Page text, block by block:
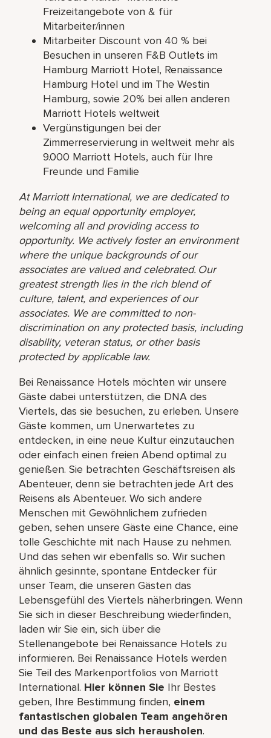
Freizeitangebote von & für
Mitarbeiter/innen
Mitarbeiter Discount von 40 % bei
Besuchen in unseren F&B Outlets im
Hamburg Marriott Hotel, Renaissance
Hamburg Hotel und im The Westin
Hamburg, sowie 20% bei allen anderen
Marriott Hotels weltweit
Vergünstigungen bei der
Zimmerreservierung in weltweit mehr als
9.000 Marriott Hotels, auch für Ihre
Freunde und Familie
At Marriott International, we are dedicated to
being an equal opportunity employer,
welcoming all and providing access to
opportunity. We actively foster an environment
where the unique backgrounds of our
associates are valued and celebrated. Our
greatest strength lies in the rich blend of
culture, talent, and experiences of our
associates. We are committed to non-
discrimination on any protected basis, including
disability, veteran status, or other basis
protected by applicable law.
Bei Renaissance Hotels möchten wir unsere
Gäste dabei unterstützen, die DNA des
Viertels, das sie besuchen, zu erleben. Unsere
Gäste kommen, um Unerwartetes zu
entdecken, in eine neue Kultur einzutauchen
oder einfach einen freien Abend optimal zu
genießen. Sie betrachten Geschäftsreisen als
Abenteuer, denn sie betrachten jede Art des
Reisens als Abenteuer. Wo sich andere
Menschen mit Gewöhnlichem zufrieden
geben, sehen unsere Gäste eine Chance, eine
tolle Geschichte mit nach Hause zu nehmen.
Und das sehen wir ebenfalls so. Wir suchen
ähnlich gesinnte, spontane Entdecker für
unser Team, die unseren Gästen das
Lebensgefühl des Viertels näherbringen. Wenn
Sie sich in dieser Beschreibung wiederfinden,
laden wir Sie ein, sich über die
Stellenangebote bei Renaissance Hotels zu
informieren. Bei Renaissance Hotels werden
Sie Teil des Markenportfolios von Marriott
International. Hier können Sie Ihr Bestes
geben, Ihre Bestimmung finden, einem
fantastischen globalen Team angehören
und das Beste aus sich herausholen.